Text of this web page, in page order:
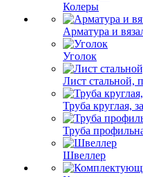
Колеры
Арматура и
Уголок
Лист стальной,
Труба круглая,
Труба
Швеллер